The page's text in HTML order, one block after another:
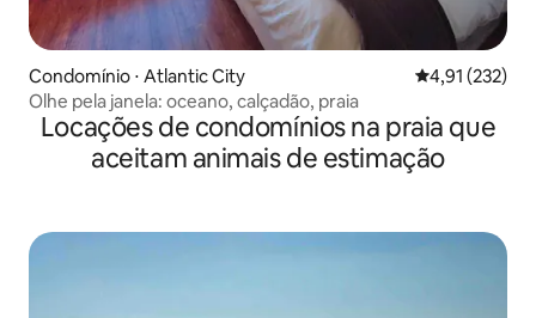
Condomínio ⋅ Atlantic City 4,91 de uma
4,91 (232)
Olhe pela janela: oceano, calçadão, praia
Locações de condomínios na praia que
aceitam animais de estimação